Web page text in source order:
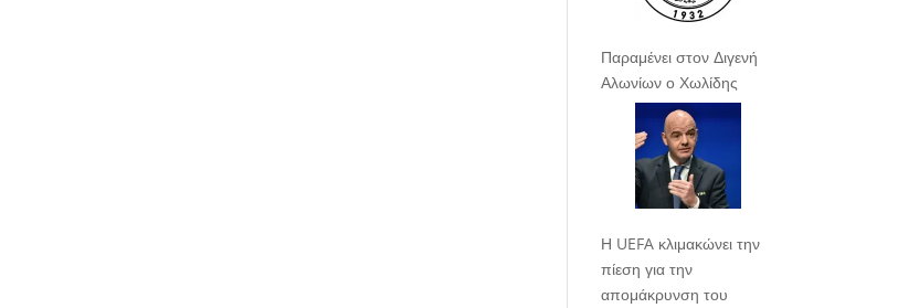
Παραμένει στον Διγενή
Αλωνίων ο Χωλίδης
Η UEFA κλιμακώνει την
πίεση για την
απομάκρυνση του